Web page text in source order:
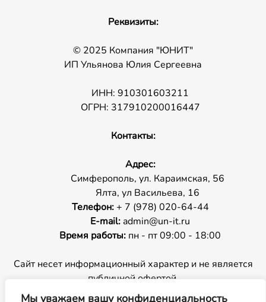
Мы уважаем вашу конфиденциальность
Реквизиты:
© 2025 Компания "ЮНИТ"
ИП Ульянова Юлия Сергеевна
ИНН: 910301603211
ОГРН: 317910200016447
Контакты:
Адрес:
Симферополь, ул. Караимская, 56
Ялта, ул Васильева, 16
Телефон:+ 7 (978) 020-64-44
E-mail:admin@un-it.ru
Время работы: пн - пт 09:00 - 18:00
Сайт несет информационный характер и не является
публичной офертой.